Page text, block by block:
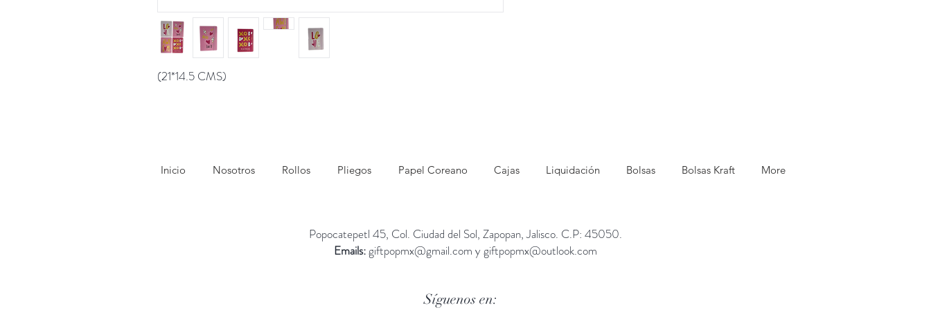
(21*14.5 CMS)
Inicio Nosotros Rollos Pliegos Papel Coreano Cajas Liquidación Bolsas Bolsas Kraft More
Popocatepetl 45, Col. Ciudad del Sol, Zapopan, Jalisco. C.P: 45050.
Emails:giftpopmx@gmail.com ygiftpopmx@outlook.com
Síguenos en: